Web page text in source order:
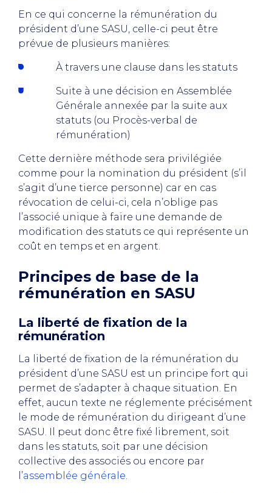
En ce qui concerne la rémunération du
président d’une SASU, celle-ci peut être
prévue de plusieurs manières:
À travers une clause dans les statuts
Suite à une décision en Assemblée
Générale annexée par la suite aux
statuts (ou Procès-verbal de
rémunération)
Cette dernière méthode sera privilégiée
comme pour la nomination du président (s’il
s’agit d’une tierce personne) car en cas
révocation de celui-ci, cela n’oblige pas
l’associé unique à faire une demande de
modification des statuts ce qui représente un
coût en temps et en argent.
Principes de base de la
rémunération en SASU
La liberté de fixation de la
rémunération
La liberté de fixation de la rémunération du
président d’une SASU est un principe fort qui
permet de s’adapter à chaque situation. En
effet, aucun texte ne réglemente précisément
le mode de rémunération du dirigeant d’une
SASU. Il peut donc être fixé librement, soit
dans les statuts, soit par une décision
collective des associés ou encore par
l’assemblée générale.